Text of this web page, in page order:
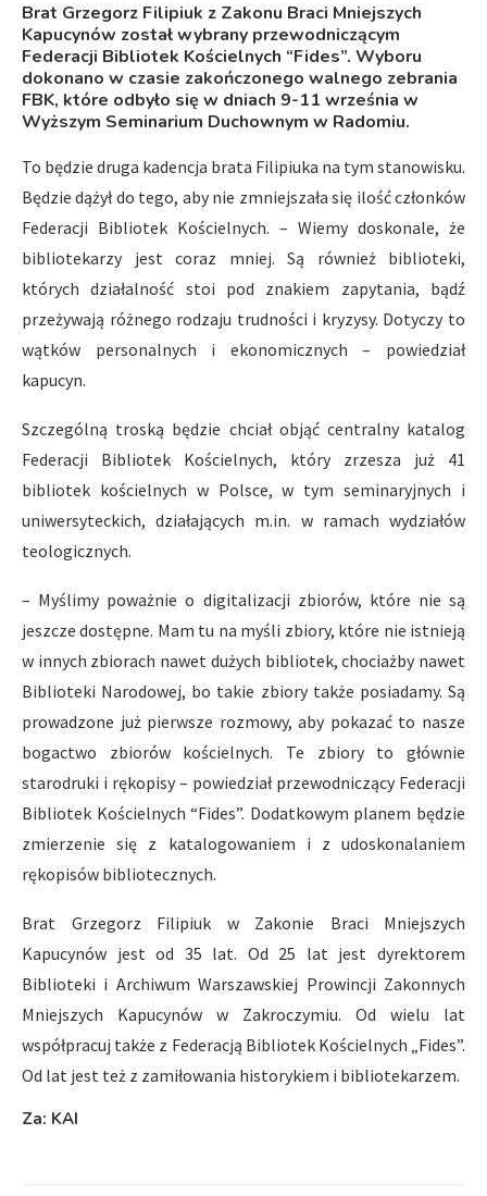
Brat Grzegorz Filipiuk z Zakonu Braci Mniejszych
Kapucynów został wybrany przewodniczącym
Federacji Bibliotek Kościelnych “Fides”. Wyboru
dokonano w czasie zakończonego walnego zebrania
FBK, które odbyło się w dniach 9-11 września w
Wyższym Seminarium Duchownym w Radomiu.
To będzie druga kadencja brata Filipiuka na tym stanowisku.
Będzie dążył do tego, aby nie zmniejszała się ilość członków
Federacji Bibliotek Kościelnych. – Wiemy doskonale, że
bibliotekarzy jest coraz mniej. Są również biblioteki,
których działalność stoi pod znakiem zapytania, bądź
przeżywają różnego rodzaju trudności i kryzysy. Dotyczy to
wątków personalnych i ekonomicznych – powiedział
kapucyn.
Szczególną troską będzie chciał objąć centralny katalog
Federacji Bibliotek Kościelnych, który zrzesza już 41
bibliotek kościelnych w Polsce, w tym seminaryjnych i
uniwersyteckich, działających m.in. w ramach wydziałów
teologicznych.
– Myślimy poważnie o digitalizacji zbiorów, które nie są
jeszcze dostępne. Mam tu na myśli zbiory, które nie istnieją
w innych zbiorach nawet dużych bibliotek, chociażby nawet
Biblioteki Narodowej, bo takie zbiory także posiadamy. Są
prowadzone już pierwsze rozmowy, aby pokazać to nasze
bogactwo zbiorów kościelnych. Te zbiory to głównie
starodruki i rękopisy – powiedział przewodniczący Federacji
Bibliotek Kościelnych “Fides”. Dodatkowym planem będzie
zmierzenie się z katalogowaniem i z udoskonalaniem
rękopisów bibliotecznych.
Brat Grzegorz Filipiuk w Zakonie Braci Mniejszych
Kapucynów jest od 35 lat. Od 25 lat jest dyrektorem
Biblioteki i Archiwum Warszawskiej Prowincji Zakonnych
Mniejszych Kapucynów w Zakroczymiu. Od wielu lat
współpracuj także z Federacją Bibliotek Kościelnych „Fides”.
Od lat jest też z zamiłowania historykiem i bibliotekarzem.
Za: KAI